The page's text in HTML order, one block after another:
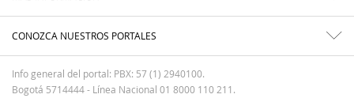
CONOZCA NUESTROS PORTALES
Info general del portal: PBX: 57 (1) 2940100.
Bogotá 5714444 - Línea Nacional 01 8000 110 211.